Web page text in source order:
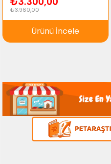
Ürünü İncele